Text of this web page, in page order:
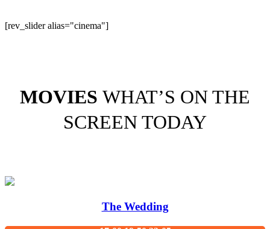
[rev_slider alias="cinema"]
MOVIES WHAT’S ON THE
SCREEN TODAY
The Wedding